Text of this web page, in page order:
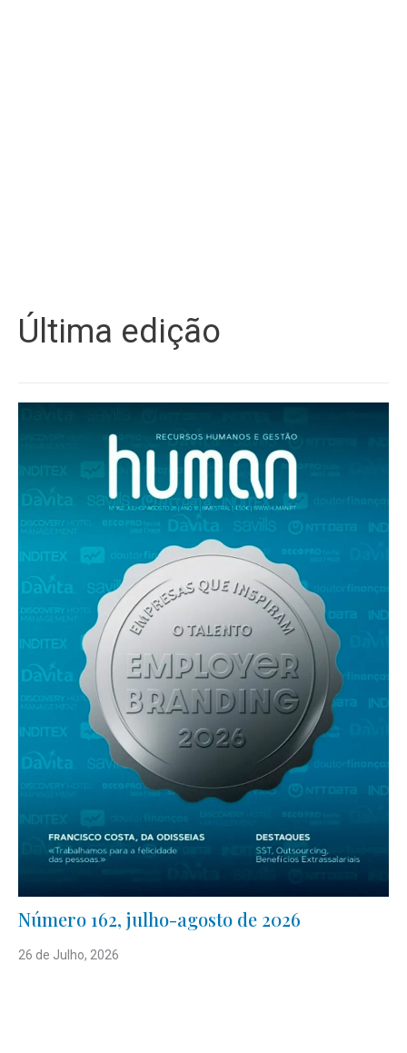
Última edição
Número 162, julho-agosto de 2026
26 de Julho, 2026